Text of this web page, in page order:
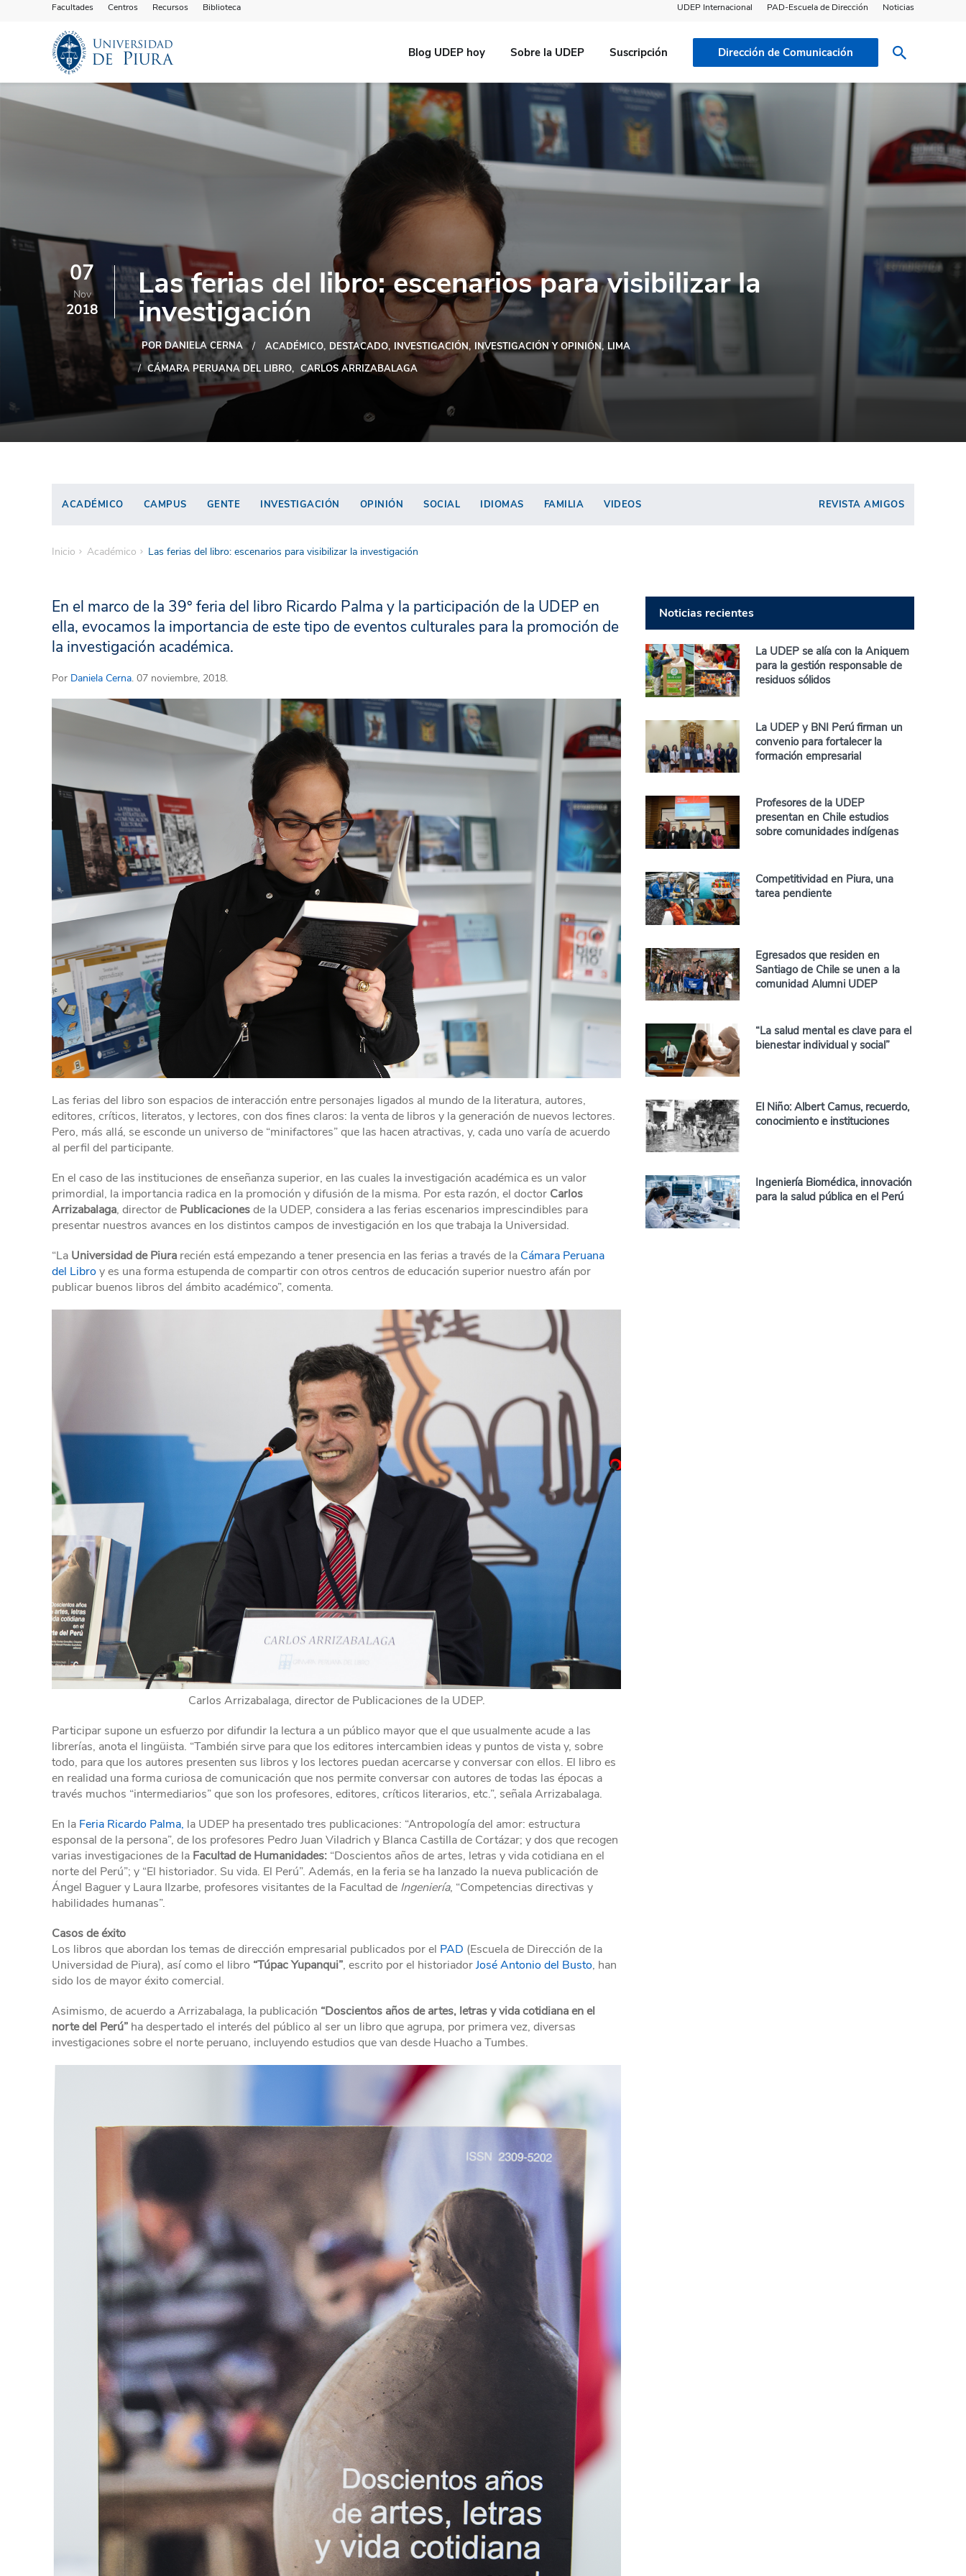
Facultades Centros Recursos Biblioteca UDEP Internacional PAD-Escuela de Dirección Noticias
Blog UDEP hoy Sobre la UDEP Suscripción Dirección de Comunicación
07
Nov
2018
Las ferias del libro: escenarios para visibilizar la
investigación
POR DANIELA CERNA ACADÉMICO DESTACADO INVESTIGACIÓN INVESTIGACIÓN Y OPINIÓN LIMA
CÁMARA PERUANA DEL LIBRO
CARLOS ARRIZABALAGA
ACADÉMICO CAMPUS GENTE INVESTIGACIÓN OPINIÓN SOCIAL IDIOMAS FAMILIA VIDEOS REVISTA AMIGOS
Inicio Académico Las ferias del libro: escenarios para visibilizar la investigación
En el marco de la 39° feria del libro Ricardo Palma y la participación de la UDEP en
ella, evocamos la importancia de este tipo de eventos culturales para la promoción de
la investigación académica.
Por Daniela Cerna. 07 noviembre, 2018.
Las ferias del libro son espacios de interacción entre personajes ligados al mundo de la literatura, autores,
editores, críticos, literatos, y lectores, con dos fines claros: la venta de libros y la generación de nuevos lectores.
Pero, más allá, se esconde un universo de “minifactores” que las hacen atractivas, y, cada uno varía de acuerdo
al perfil del participante.
En el caso de las instituciones de enseñanza superior, en las cuales la investigación académica es un valor
primordial, la importancia radica en la promoción y difusión de la misma. Por esta razón, el doctor Carlos
Arrizabalaga, director de Publicacionesde la UDEP, considera a las ferias escenarios imprescindibles para
presentar nuestros avances en los distintos campos de investigación en los que trabaja la Universidad.
“La Universidad de Piura recién está empezando a tener presencia en las ferias a través de la Cámara Peruana
del Libro y es una forma estupenda de compartir con otros centros de educación superior nuestro afán por
publicar buenos libros del ámbito académico”, comenta.
Carlos Arrizabalaga, director de Publicaciones de la UDEP.
Participar supone un esfuerzo por difundir la lectura a un público mayor que el que usualmente acude a las
librerías, anota el lingüista. “También sirve para que los editores intercambien ideas y puntos de vista y, sobre
todo, para que los autores presenten sus libros y los lectores puedan acercarse y conversar con ellos. El libro es
en realidad una forma curiosa de comunicación que nos permite conversar con autores de todas las épocas a
través muchos “intermediarios” que son los profesores, editores, críticos literarios, etc.”, señala Arrizabalaga.
En la Feria Ricardo Palma, la UDEP ha presentado tres publicaciones: “Antropología del amor: estructura
esponsal de la persona”, de los profesores Pedro Juan Viladrich y Blanca Castilla de Cortázar; y dos que recogen
varias investigaciones de la Facultad de Humanidades: “Doscientos años de artes, letras y vida cotidiana en el
norte del Perú”; y “El historiador. Su vida. El Perú”. Además, en la feria se ha lanzado la nueva publicación de
Ángel Baguer y Laura Ilzarbe, profesores visitantes de la Facultad de Ingeniería, “Competencias directivas y
habilidades humanas”.
Casos de éxito
Los libros que abordan los temas de dirección empresarial publicados por el PAD (Escuela de Dirección de la
Universidad de Piura), así como el libro “Túpac Yupanqui”, escrito por el historiadorJosé Antonio del Busto, han
sido los de mayor éxito comercial.
Asimismo, de acuerdo a Arrizabalaga, la publicación “Doscientos años de artes, letras y vida cotidiana en el
norte del Perú” ha despertado el interés del público al ser un libro que agrupa, por primera vez, diversas
investigaciones sobre el norte peruano, incluyendo estudios que van desde Huacho a Tumbes.
Noticias recientes
La UDEP se alía con la Aniquem
para la gestión responsable de
residuos sólidos
La UDEP y BNI Perú firman un
convenio para fortalecer la
formación empresarial
Profesores de la UDEP
presentan en Chile estudios
sobre comunidades indígenas
Competitividad en Piura, una
tarea pendiente
Egresados que residen en
Santiago de Chile se unen a la
comunidad Alumni UDEP
“La salud mental es clave para el
bienestar individual y social”
El Niño: Albert Camus, recuerdo,
conocimiento e instituciones
Ingeniería Biomédica, innovación
para la salud pública en el Perú